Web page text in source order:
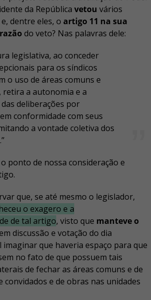
da República vetou vários
dentre eles, o artigo 11 na sua
razão do veto? Nas palavras dele:
legislativa, ao conceder
para os síndicos
o uso de áreas comuns e
retira a autonomia e a
das deliberações por
conformidade com seus
a vontade coletiva dos
ponto de nossa consideração e
que, se até mesmo o legislador,
o exagero e a
de tal artigo, visto que manteve o
discussão e votação do dia
imaginar que haveria espaço para que
no fato de que possuem tais
de fechar as áreas comuns e de
convidados e de obras nas unidades